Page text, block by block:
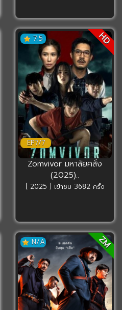
7.5
EP7/7
HD
Zomvivor มหาลัยคลั่ง
(2025)..
[ 2025 ] เข้าชม 3682 ครั้ง
N/A ZM